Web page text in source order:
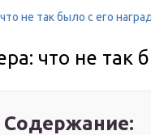
не так было с его
что не так
Содержание: